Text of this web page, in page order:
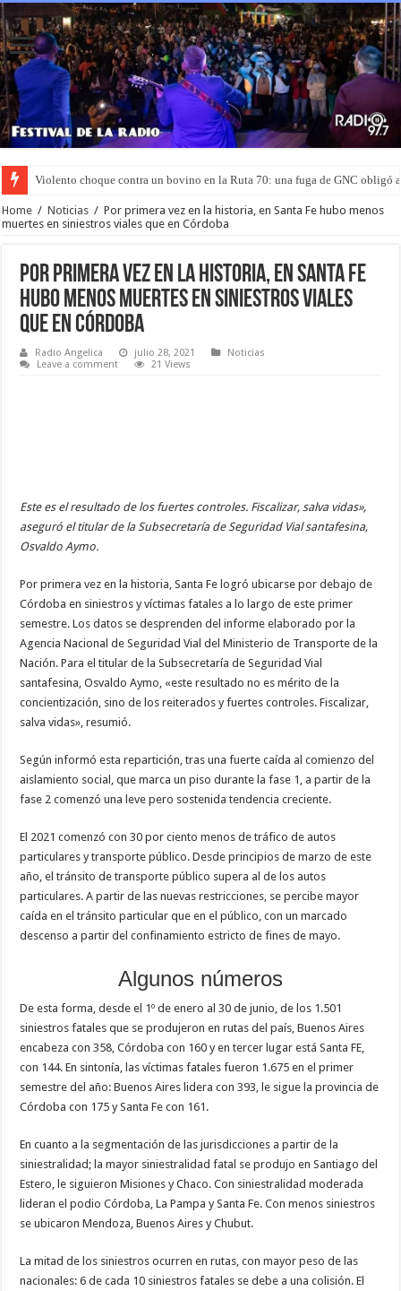
Violento choque contra un bovino en la Ruta 70: una fuga de GNC obligó
Murió el joven que había sido rociado con nafta y prendido fuego en San
Home / Noticias / Por primera vez en la historia, en Santa Fe hubo menos
muertes en siniestros viales que en Córdoba
Por primera vez en la historia, en Santa Fe
hubo menos muertes en siniestros viales
que en Córdoba
Radio Angelica julio 28, 2021
Noticias
Leave a comment
21 Views
Este es el resultado de los fuertes controles. Fiscalizar, salva vidas»,
aseguró el titular de la Subsecretaría de Seguridad Vial santafesina,
Osvaldo Aymo.
Por primera vez en la historia, Santa Fe logró ubicarse por debajo de
Córdoba en siniestros y víctimas fatales a lo largo de este primer
semestre. Los datos se desprenden del informe elaborado por la
Agencia Nacional de Seguridad Vial del Ministerio de Transporte de la
Nación. Para el titular de la Subsecretaría de Seguridad Vial
santafesina, Osvaldo Aymo, «este resultado no es mérito de la
concientización, sino de los reiterados y fuertes controles. Fiscalizar,
salva vidas», resumió.
Según informó esta repartición, tras una fuerte caída al comienzo del
aislamiento social, que marca un piso durante la fase 1, a partir de la
fase 2 comenzó una leve pero sostenida tendencia creciente.
El 2021 comenzó con 30 por ciento menos de tráfico de autos
particulares y transporte público. Desde principios de marzo de este
año, el tránsito de transporte público supera al de los autos
particulares. A partir de las nuevas restricciones, se percibe mayor
caída en el tránsito particular que en el público, con un marcado
descenso a partir del confinamiento estricto de fines de mayo.
Algunos números
De esta forma, desde el 1º de enero al 30 de junio, de los 1.501
siniestros fatales que se produjeron en rutas del país, Buenos Aires
encabeza con 358, Córdoba con 160 y en tercer lugar está Santa FE,
con 144. En sintonía, las víctimas fatales fueron 1.675 en el primer
semestre del año: Buenos Aires lidera con 393, le sigue la provincia de
Córdoba con 175 y Santa Fe con 161.
En cuanto a la segmentación de las jurisdicciones a partir de la
siniestralidad; la mayor siniestralidad fatal se produjo en Santiago del
Estero, le siguieron Misiones y Chaco. Con siniestralidad moderada
lideran el podio Córdoba, La Pampa y Santa Fe. Con menos siniestros
se ubicaron Mendoza, Buenos Aires y Chubut.
La mitad de los siniestros ocurren en rutas, con mayor peso de las
nacionales: 6 de cada 10 siniestros fatales se debe a una colisión. El